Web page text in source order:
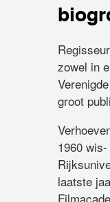
zowel in
groot
1960
laatste